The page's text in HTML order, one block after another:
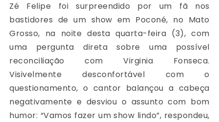
Zé Felipe foi surpreendido por um fã nos
bastidores de um show em Poconé, no Mato
Grosso, na noite desta quarta-feira (3), com
uma pergunta direta sobre uma possível
reconciliação com Virginia Fonseca.
Visivelmente desconfortável com o
questionamento, o cantor balançou a cabeça
negativamente e desviou o assunto com bom
humor: “Vamos fazer um show lindo”, respondeu,